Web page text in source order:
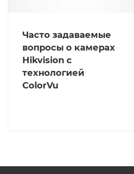
Часто задаваемые
вопросы о камерах
Hikvision с
технологией
ColorVu